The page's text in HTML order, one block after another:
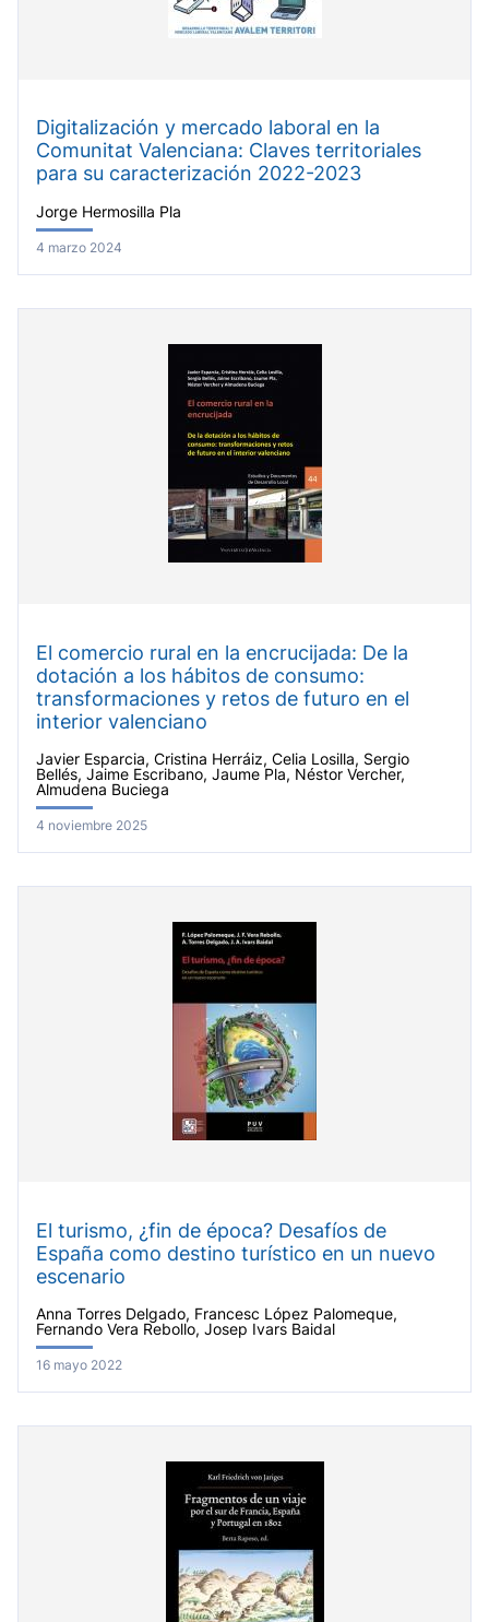
Digitalización y mercado laboral en la
Comunitat Valenciana: Claves territoriales
para su caracterización 2022-2023
Jorge Hermosilla Pla
4 marzo 2024
El comercio rural en la encrucijada: De la
dotación a los hábitos de consumo:
transformaciones y retos de futuro en el
interior valenciano
Javier Esparcia, Cristina Herráiz, Celia Losilla, Sergio
Bellés, Jaime Escribano, Jaume Pla, Néstor Vercher,
Almudena Buciega
4 noviembre 2025
El turismo, ¿fin de época? Desafíos de
España como destino turístico en un nuevo
escenario
Anna Torres Delgado, Francesc López Palomeque,
Fernando Vera Rebollo, Josep Ivars Baidal
16 mayo 2022